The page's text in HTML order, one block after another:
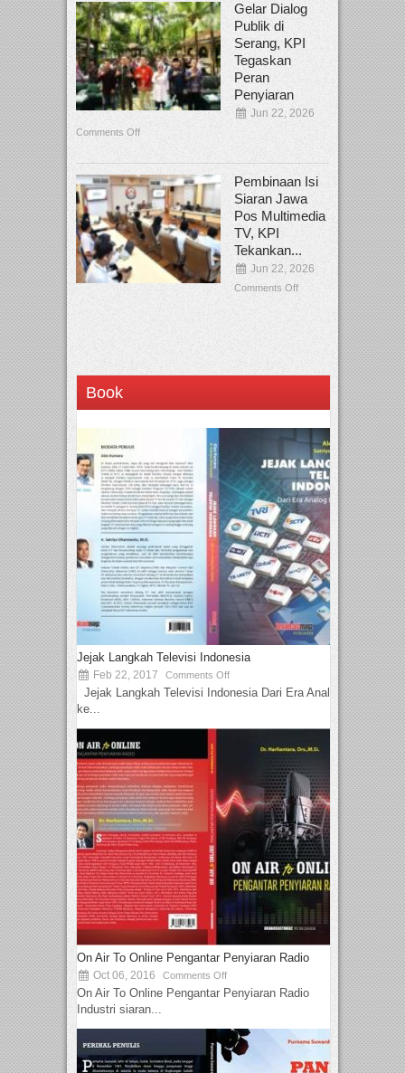
Gelar Dialog
Publik di
Serang, KPI
Tegaskan
Peran
Penyiaran
Jun 22, 2026
Comments Off
Pembinaan Isi
Siaran Jawa
Pos Multimedia
TV, KPI
Tekankan...
Jun 22, 2026
Comments Off
Book
Jejak Langkah Televisi Indonesia
Feb 22, 2017 Comments Off
Jejak Langkah Televisi Indonesia Dari Era Analog
ke...
On Air To Online Pengantar Penyiaran Radio
Oct 06, 2016 Comments Off
On Air To Online Pengantar Penyiaran Radio
Industri siaran...